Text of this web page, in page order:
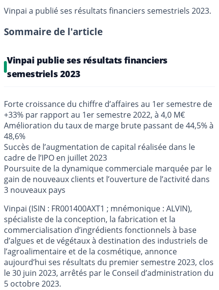
Vinpai a publié ses résultats financiers semestriels 2023.
Sommaire de l'article
Vinpai publie ses résultats financiers
semestriels 2023
Forte croissance du chiffre d’affaires au 1er semestre de
+33% par rapport au 1er semestre 2022, à 4,0 M€
Amélioration du taux de marge brute passant de 44,5% à
48,6%
Succès de l’augmentation de capital réalisée dans le
cadre de l’IPO en juillet 2023
Poursuite de la dynamique commerciale marquée par le
gain de nouveaux clients et l’ouverture de l’activité dans
3 nouveaux pays
Vinpai (ISIN : FR001400AXT1 ; mnémonique : ALVIN),
spécialiste de la conception, la fabrication et la
commercialisation d’ingrédients fonctionnels à base
d’algues et de végétaux à destination des industriels de
l’agroalimentaire et de la cosmétique, annonce
aujourd’hui ses résultats du premier semestre 2023, clos
le 30 juin 2023, arrêtés par le Conseil d’administration du
5 octobre 2023.